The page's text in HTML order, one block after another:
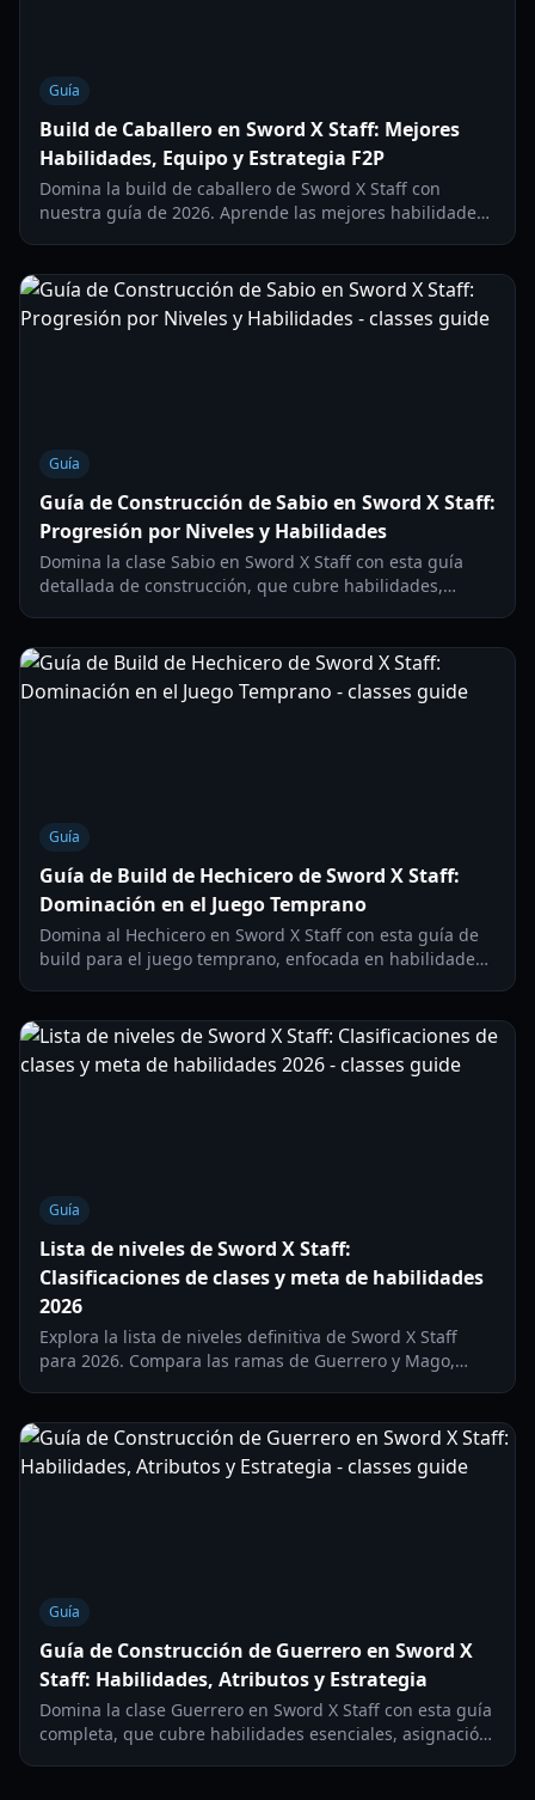
Guía
Build de Caballero en Sword X Staff: Mejores
Habilidades, Equipo y Estrategia F2P
Domina la build de caballero de Sword X Staff con
nuestra guía de 2026. Aprende las mejores habilidades,
Guía
Guía de Construcción de Sabio en Sword X Staff:
Progresión por Niveles y Habilidades
Domina la clase Sabio en Sword X Staff con esta guía
detallada de construcción, que cubre habilidades,
Guía
Guía de Build de Hechicero de Sword X Staff:
Dominación en el Juego Temprano
Domina al Hechicero en Sword X Staff con esta guía de
build para el juego temprano, enfocada en habilidades
Guía
Lista de niveles de Sword X Staff:
Clasificaciones de clases y meta de habilidades
2026
Explora la lista de niveles definitiva de Sword X Staff
para 2026. Compara las ramas de Guerrero y Mago,
Guía
Guía de Construcción de Guerrero en Sword X
Staff: Habilidades, Atributos y Estrategia
Domina la clase Guerrero en Sword X Staff con esta guía
completa, que cubre habilidades esenciales, asignación